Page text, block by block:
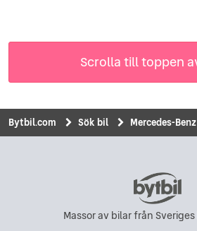
Scrolla till toppen
Bytbil.com Sök bil Mercedes-Benz
Massor av bilar från